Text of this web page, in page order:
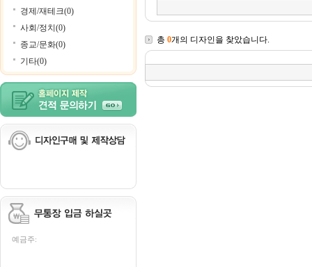
경제/재테크(0)
사회/정치(0)
종교/문화(0)
기타(0)
예금주:
총 0개의 디자인을 찾았습니다.